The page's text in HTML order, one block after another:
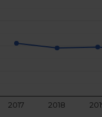
2017 2018